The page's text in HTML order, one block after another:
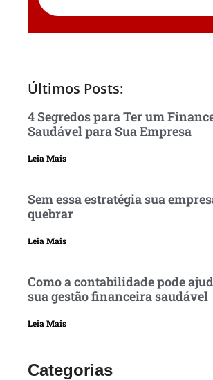
Últimos Posts:
4 Segredos para Ter um
Saudável para Sua Empresa
Leia Mais
Sem essa estratégia sua
quebrar
Leia Mais
Como a contabilidade pode
sua gestão financeira saudável
Leia Mais
Categorias